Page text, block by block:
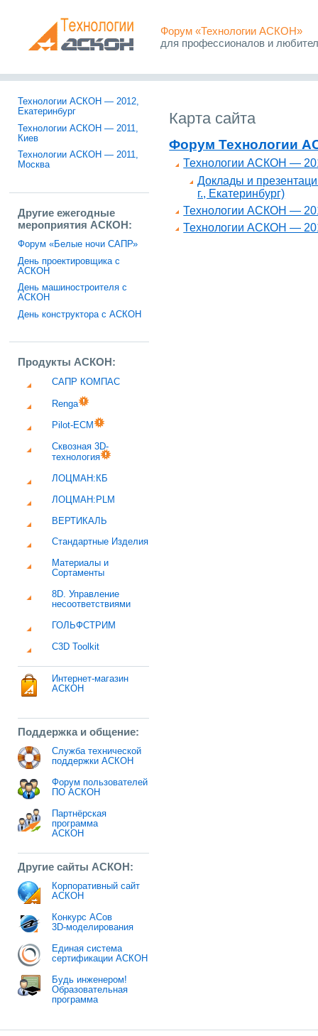
Форум «Технологии АСКОН»
для профессионалов и
Технологии АСКОН — 2012,
Екатеринбург
Технологии АСКОН — 2011,
Киев
Технологии АСКОН — 2011,
Москва
Другие ежегодные
мероприятия АСКОН:
Форум «Белые ночи САПР»
День проектировщика с
АСКОН
День машиностроителя с
АСКОН
День конструктора с АСКОН
Продукты АСКОН:
САПР КОМПАС
Renga
Pilot-ECM
Сквозная 3D-
технология
ЛОЦМАН:КБ
ЛОЦМАН:PLM
ВЕРТИКАЛЬ
Стандартные Изделия
Материалы и
Сортаменты
8D. Управление
несоответствиями
ГОЛЬФСТРИМ
C3D Toolkit
Интернет-магазин
АСКОН
Поддержка и общение:
Служба технической
поддержки АСКОН
Форум пользователей
ПО АСКОН
Партнёрская
программа
АСКОН
Другие сайты АСКОН:
Корпоративный сайт
АСКОН
Конкурс АСов
3D-моделирования
Единая система
сертификации АСКОН
Будь инженером!
Образовательная
программа
Карта сайта
Форум Технологии
Технологии АСКОН —
Доклады и
г., Екатеринбург)
Технологии АСКОН —
Технологии АСКОН —